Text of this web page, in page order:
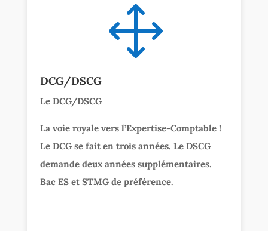
1
DCG/DSCG
Le DCG/DSCG
La voie royale vers l’Expertise-Comptable !
Le DCG se fait en trois années. Le DSCG
demande deux années supplémentaires.
Bac ES et STMG de préférence.